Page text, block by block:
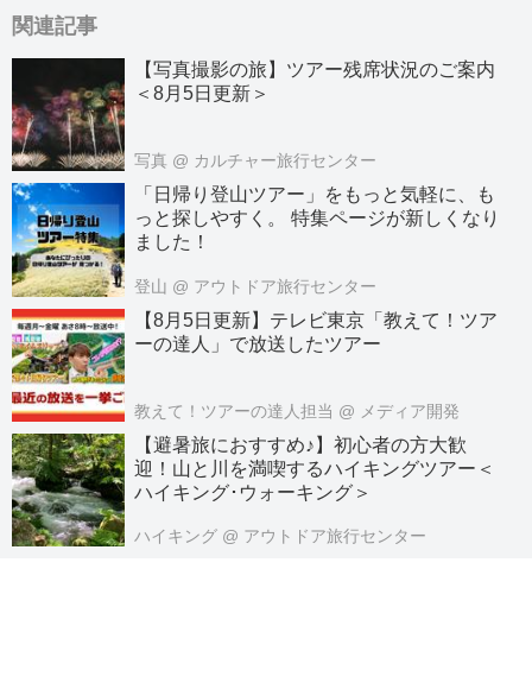
関連記事
【写真撮影の旅】ツアー残席状況のご案内
＜8月5日更新＞
写真 @ カルチャー旅行センター
「日帰り登山ツアー」をもっと気軽に、も
っと探しやすく。 特集ページが新しくなり
ました！
登山 @ アウトドア旅行センター
【8月5日更新】テレビ東京「教えて！ツア
ーの達人」で放送したツアー
教えて！ツアーの達人担当 @ メディア開発
【避暑旅におすすめ♪】初心者の方大歓
迎！山と川を満喫するハイキングツアー＜
ハイキング･ウォーキング＞
ハイキング @ アウトドア旅行センター